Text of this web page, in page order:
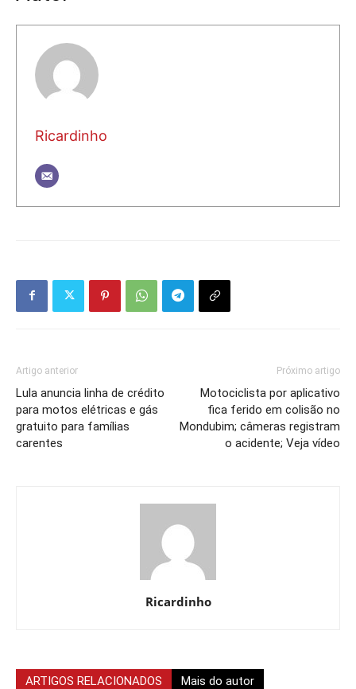
Ricardinho
Artigo anterior
Lula anuncia linha de crédito
para motos elétricas e gás
gratuito para famílias
carentes
Próximo artigo
Motociclista por aplicativo
fica ferido em colisão no
Mondubim; câmeras registram
o acidente; Veja vídeo
Ricardinho
ARTIGOS RELACIONADOS Mais do autor